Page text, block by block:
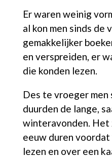
Er waren weinig
al kon men sinds de
gemakkelijker
en verspreiden, er
die konden lezen.
Des te vroeger
duurden de lange,
winteravonden. Het
eeuw duren
lezen en over een